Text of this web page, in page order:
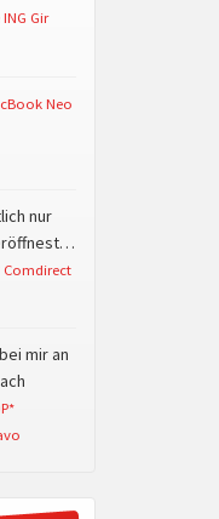
Gir
Neo
nur
Comdirect
mir an